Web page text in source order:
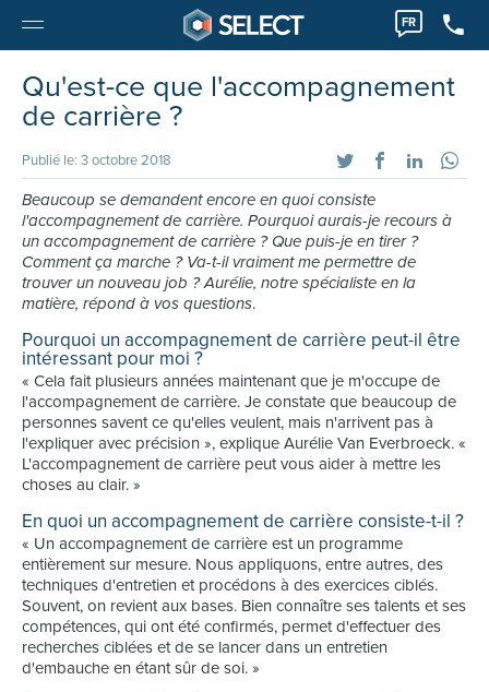
FR
Qu'est-ce que l'accompagnement
de carrière ?
Publié le: 3 octobre 2018
Beaucoup se demandent encore en quoi consiste
l'accompagnement de carrière. Pourquoi aurais-je recours à
un accompagnement de carrière ? Que puis-je en tirer ?
Comment ça marche ? Va-t-il vraiment me permettre de
trouver un nouveau job ? Aurélie, notre spécialiste en la
matière, répond à vos questions.
Pourquoi un accompagnement de carrière peut-il être
intéressant pour moi ?
« Cela fait plusieurs années maintenant que je m'occupe de
l'accompagnement de carrière. Je constate que beaucoup de
personnes savent ce qu'elles veulent, mais n'arrivent pas à
l'expliquer avec précision », explique Aurélie Van Everbroeck. «
L'accompagnement de carrière peut vous aider à mettre les
choses au clair. »
En quoi un accompagnement de carrière consiste-t-il ?
« Un accompagnement de carrière est un programme
entièrement sur mesure. Nous appliquons, entre autres, des
techniques d'entretien et procédons à des exercices ciblés.
Souvent, on revient aux bases. Bien connaître ses talents et ses
compétences, qui ont été confirmés, permet d'effectuer des
recherches ciblées et de se lancer dans un entretien
d'embauche en étant sûr de soi. »